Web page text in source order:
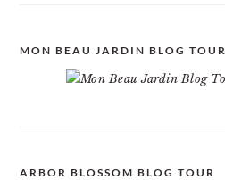
MON BEAU JARDIN BLOG TOUR
ARBOR BLOSSOM BLOG TOUR